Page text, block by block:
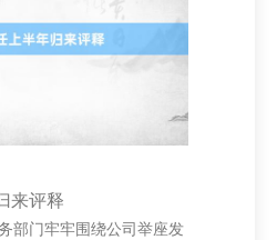
**“心胸感德，材干看见好
，能让咱们更帮忙当下
来评释
部门牢牢围绕公司举座发